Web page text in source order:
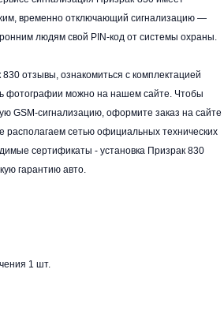
временно отключающий сигнализацию —
людям свой PIN-код от системы охраны.
отзывы, ознакомиться с комплектацией
фотографии можно на нашем сайте. Чтобы
GSM-сигнализацию, оформите заказ на сайте
располагаем сетью официальных технических
сертификаты - установка Призрак 830
гарантию авто.
1 шт.